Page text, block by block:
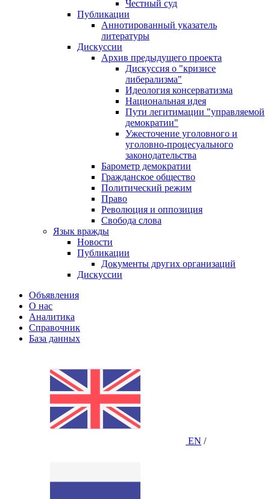
Честный суд
Публикации
Аннотированный указатель
литературы
Дискуссии
Архив предыдущего проекта
Дискуссия о "кризисе
либерализма"
Идеология консерватизма
Национальная идея
Пути легитимации "управляемой
демократии"
Ужесточение уголовного и
уголовно-процесуального
законодательства
Барометр демократии
Гражданское общество
Политический режим
Право
Революция и оппозиция
Свобода слова
Язык вражды
Новости
Публикации
Документы других организаций
Дискуссии
Объявления
О нас
Аналитика
Справочник
База данных
EN /